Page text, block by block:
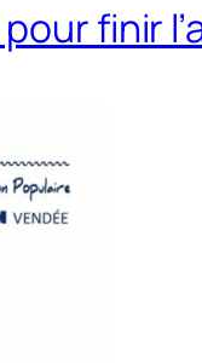
finir